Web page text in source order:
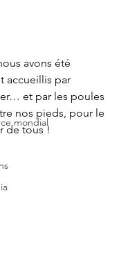
mondial
avons été
accueillis par
et par les poules
nos pieds, pour le
de tous !